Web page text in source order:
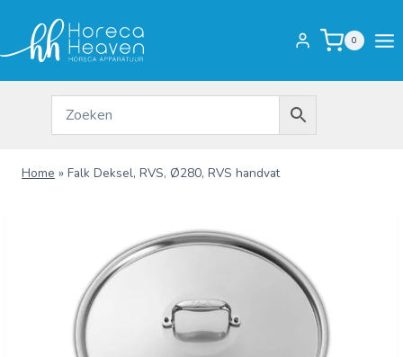
inhoud
0
Home » Falk Deksel, RVS, Ø280, RVS handvat